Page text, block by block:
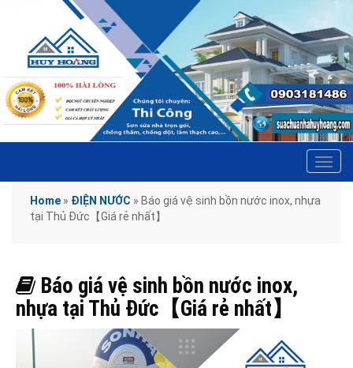
Home » ĐIỆN NƯỚC » Báo giá vệ sinh bồn nước inox, nhựa
tại Thủ Đức【Giá rẻ nhất】
Báo giá vệ sinh bồn nước inox,
nhựa tại Thủ Đức【Giá rẻ nhất】